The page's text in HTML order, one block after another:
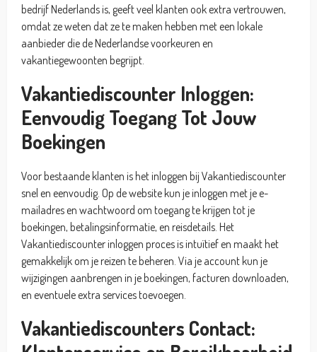
bedrijf Nederlands is, geeft veel klanten ook extra vertrouwen,
omdat ze weten dat ze te maken hebben met een lokale
aanbieder die de Nederlandse voorkeuren en
vakantiegewoonten begrijpt.
Vakantiediscounter Inloggen:
Eenvoudig Toegang Tot Jouw
Boekingen
Voor bestaande klanten is het inloggen bij Vakantiediscounter
snel en eenvoudig. Op de website kun je inloggen met je e-
mailadres en wachtwoord om toegang te krijgen tot je
boekingen, betalingsinformatie, en reisdetails. Het
Vakantiediscounter inloggen proces is intuïtief en maakt het
gemakkelijk om je reizen te beheren. Via je account kun je
wijzigingen aanbrengen in je boekingen, facturen downloaden,
en eventuele extra services toevoegen.
Vakantiediscounters Contact: